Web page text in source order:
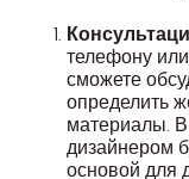
телефону
сможете
определить
материалы. В
дизайнером
основой для